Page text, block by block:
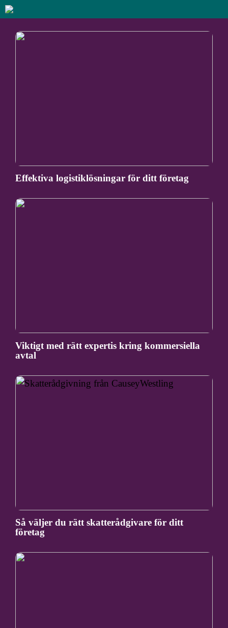
Effektiva logistiklösningar för ditt företag
Viktigt med rätt expertis kring kommersiella
avtal
Så väljer du rätt skatterådgivare för ditt
företag